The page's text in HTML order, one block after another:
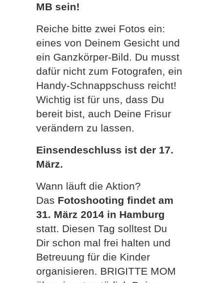
MB sein!
Reiche bitte zwei Fotos ein:
eines von Deinem Gesicht und
ein Ganzkörper-Bild. Du musst
dafür nicht zum Fotografen, ein
Handy-Schnappschuss reicht!
Wichtig ist für uns, dass Du
bereit bist, auch Deine Frisur
verändern zu lassen.
Einsendeschluss ist der 17.
März.
Wann läuft die Aktion?
Das Fotoshooting findet am
31. März 2014 in Hamburg
statt. Diesen Tag solltest Du
Dir schon mal frei halten und
Betreuung für die Kinder
organisieren. BRIGITTE MOM